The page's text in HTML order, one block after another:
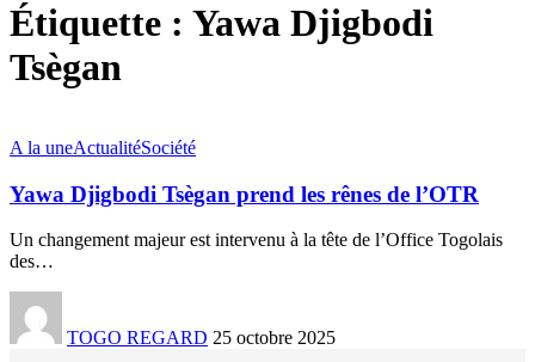
Étiquette : Yawa Djigbodi
Tsègan
A la uneActualitéSociété
Yawa Djigbodi Tsègan prend les rênes de l’OTR
Un changement majeur est intervenu à la tête de l’Office Togolais
des…
TOGO REGARD 25 octobre 2025